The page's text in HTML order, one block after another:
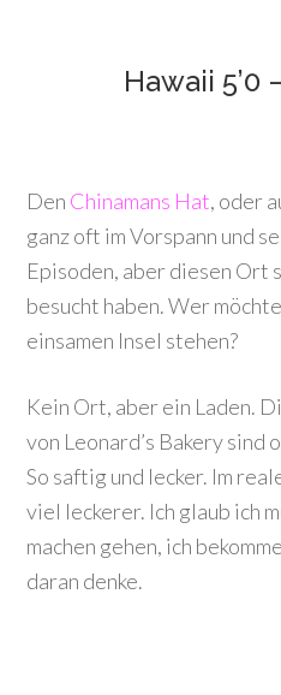
Hawaii 5’0
Den Chinamans Hat, oder
ganz oft im Vorspann und
Episoden, aber diesen Ort
besucht haben. Wer
einsamen Insel stehen?
Kein Ort, aber ein Laden.
von Leonard’s Bakery
So saftig und lecker. Im
viel leckerer. Ich glaub ich
machen gehen, ich
daran denke.